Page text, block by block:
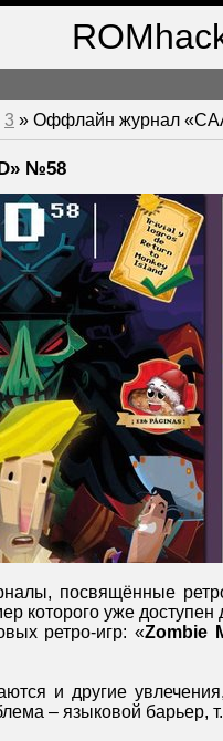
3 » Оффлайн журнал
№58
посвящённые
которого уже
ретро-игр: «Zombie
и другие
– языковой барьер,